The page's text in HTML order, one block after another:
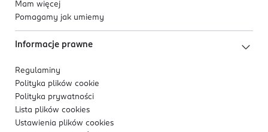
Mam więcej
Pomagamy jak umiemy
Informacje prawne
Regulaminy
Polityka plików cookie
Polityka prywatności
Lista plików cookies
Ustawienia plików cookies